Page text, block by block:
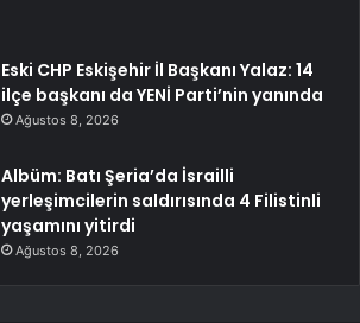
Eski CHP Eskişehir İl Başkanı Yalaz: 14
ilçe başkanı da YENİ Parti’nin yanında
Ağustos 8, 2026
Albüm: Batı Şeria’da İsrailli
yerleşimcilerin saldırısında 4 Filistinli
yaşamını yitirdi
Ağustos 8, 2026